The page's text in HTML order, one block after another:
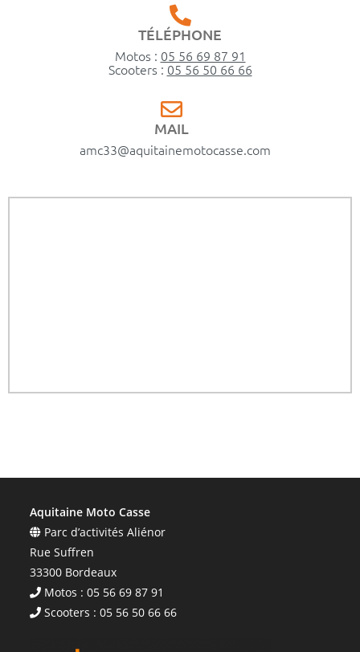
TÉLÉPHONE
Motos : 05 56 69 87 91
Scooters : 05 56 50 66 66
MAIL
amc33@aquitainemotocasse.com
Aquitaine Moto Casse
Parc d’activités Aliénor
Rue Suffren
33300 Bordeaux
Motos : 05 56 69 87 91
Scooters : 05 56 50 66 66